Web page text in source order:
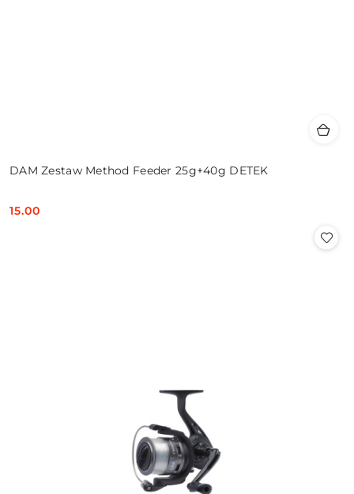
DAM Zestaw Method Feeder 25g+40g DETEK
Cena:
15.00